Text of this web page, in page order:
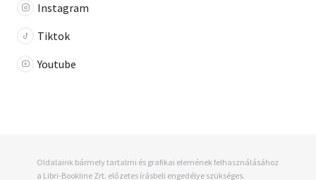
Instagram
Tiktok
Youtube
Oldalaink bármely tartalmi és grafikai elemének felhasználásához
a Libri-Bookline Zrt. előzetes írásbeli engedélye szükséges.